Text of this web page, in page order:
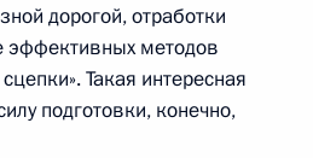
дорогой, отработки
эффективных методов
Такая интересная
подготовки, конечно,